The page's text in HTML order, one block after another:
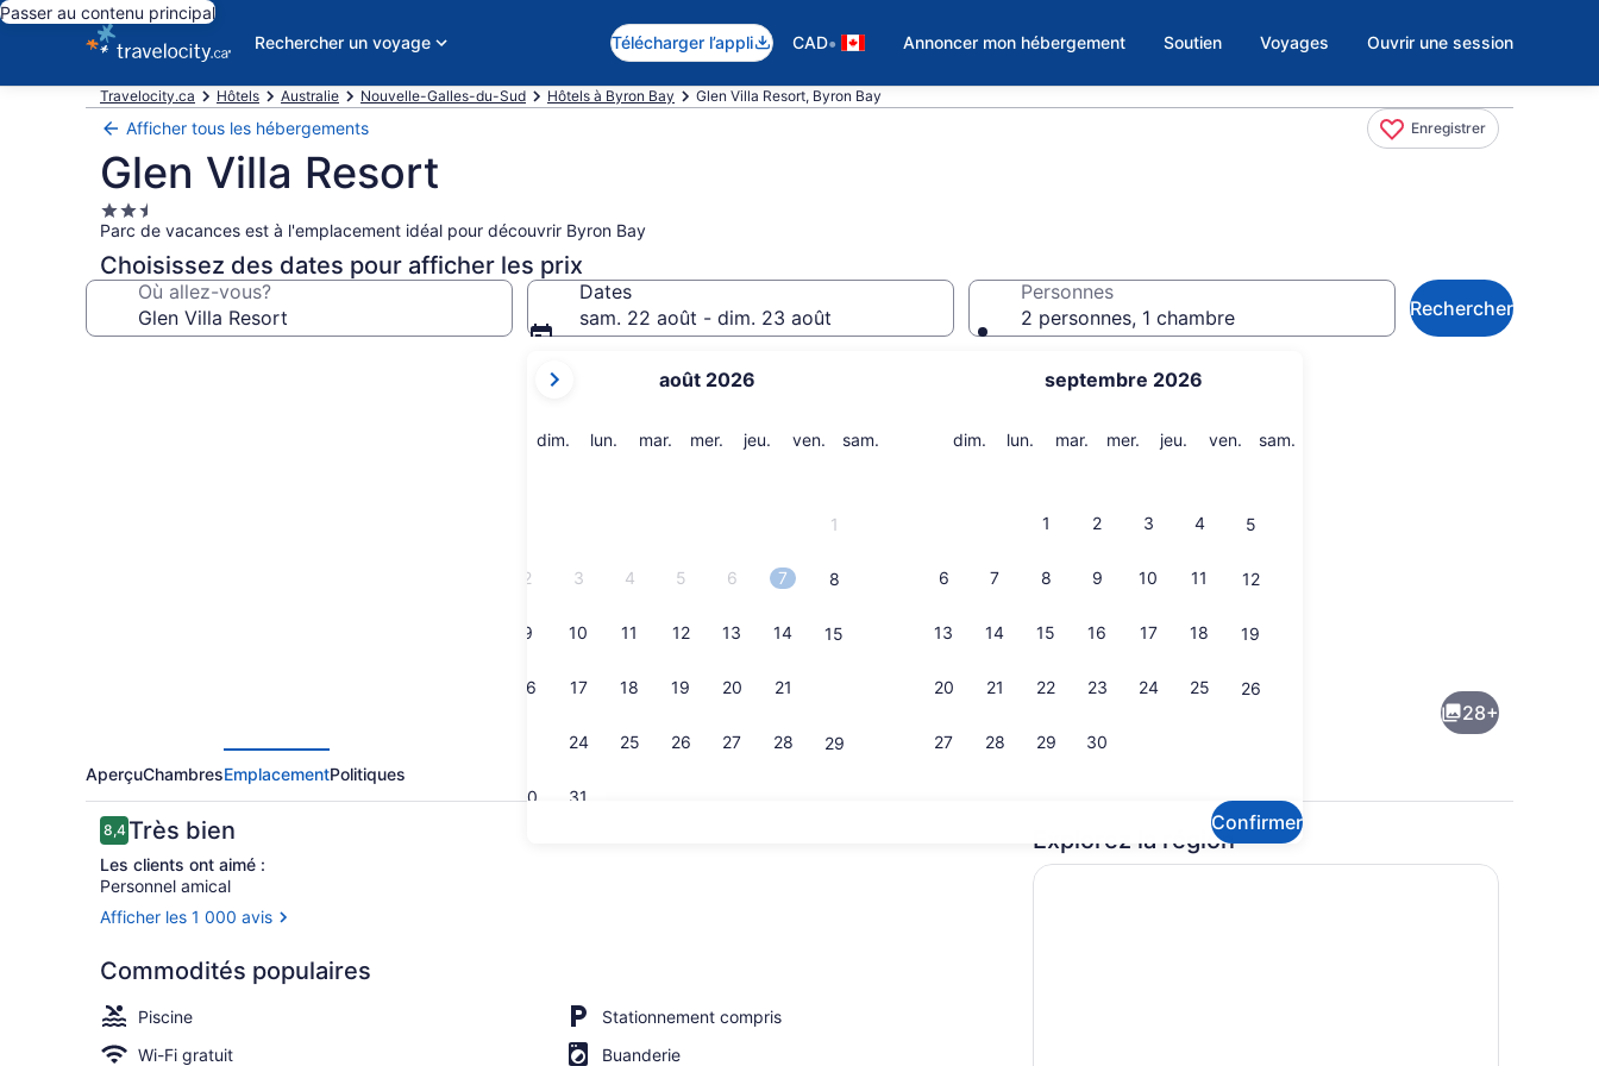
Passer au contenu principal
Rechercher un voyage
Télécharger l’appli CAD• Annoncer mon hébergement Soutien Voyages Ouvrir une session
Travelocity.ca Hôtels Australie Nouvelle-Galles-du-Sud Hôtels à Byron Bay Glen Villa Resort, Byron Bay
Afficher tous les hébergements Enregistrer
Glen Villa Resort
Hébergement
2.5 étoiles
Parc de vacances est à l'emplacement idéal pour découvrir Byron Bay
Choisissez des dates pour afficher les prix
Où allez-vous?
Dates
sam. 22 août - dim. 23 août
mois
sont
août 2026
dim. dimanche
lun. lundimar. mardi
mer. mercredi
jeu. jeudiven. vendredi
sam.
1
2 3 4 5 6 7 8
9 10 11 12 13 14 15
16 17 18 19 20 21
24 25 26 27 28 29
30 31
septembre 2026
dim. dimanche
lun. lundimar. mardi
mer. mercredi
jeu. jeudiven. vendredi
sam.
1 2 3 4 5
6 7 8 9 10 11 12
13 14 15 16 17 18 19
20 21 22 23 24 25 26
27 28 29 30
Confirmer
Personnes
2 personnes, 1 chambre
Rechercher
Chalet rustique (Spa ) | Fer et planche à repasser, accès au Wi-Fi (inclus), literie
28+
AperçuChambresEmplacementPolitiques
Avis
8,48,4 sur 10 –
Très bien
Les clients ont aimé :
Personnel amical
Afficher les 1 000 avis
Commodités populaires
Piscine
Stationnement compris
Wi-Fi gratuit
Buanderie
Explorez la région